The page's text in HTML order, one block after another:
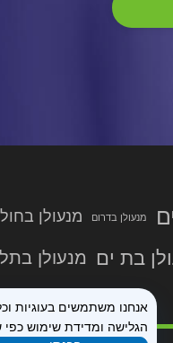
מנעולן בדרום מנעולן
בת ים מנעולן
אנחנו משתמשים בעוגיות
הגלישה ומדידת שימוש כפי